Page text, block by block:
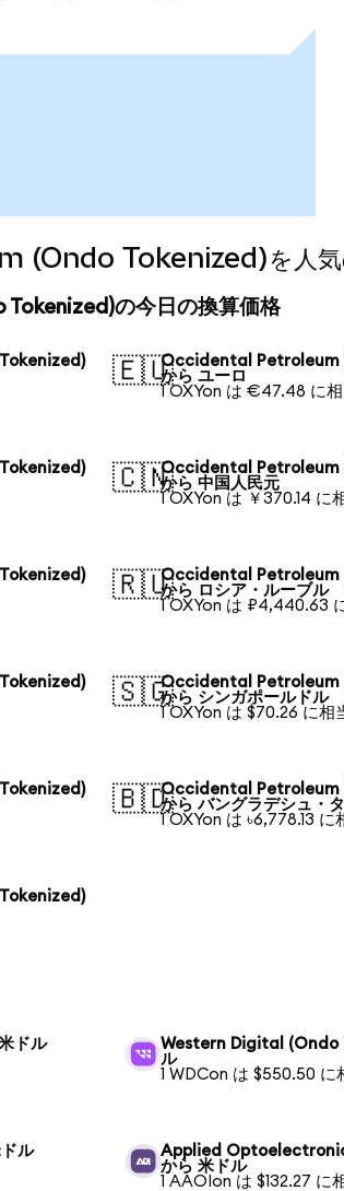
Tokenized)を人気の
の今日の換算価格
🇪🇺Occidental Petroleum
から ユーロ
1 OXYon は €47.48 に相
🇨🇳Occidental Petroleum
から 中国人民元
1 OXYon は ￥370.14 に
🇷🇺Occidental Petroleum
から ロシア・ルーブル
1 OXYon は ₽4,440.63
🇸🇬Occidental Petroleum
から シンガポールドル
1 OXYon は $70.26 に相
🇧🇩Occidental Petroleum
から バングラデシュ・
1 OXYon は ৳6,778.13 に
ドル
Western Digital (Ondo
ル
1 WDCon は $550.50 に
ル
Applied
から 米ドル
1 AAOIon は $132.27 に